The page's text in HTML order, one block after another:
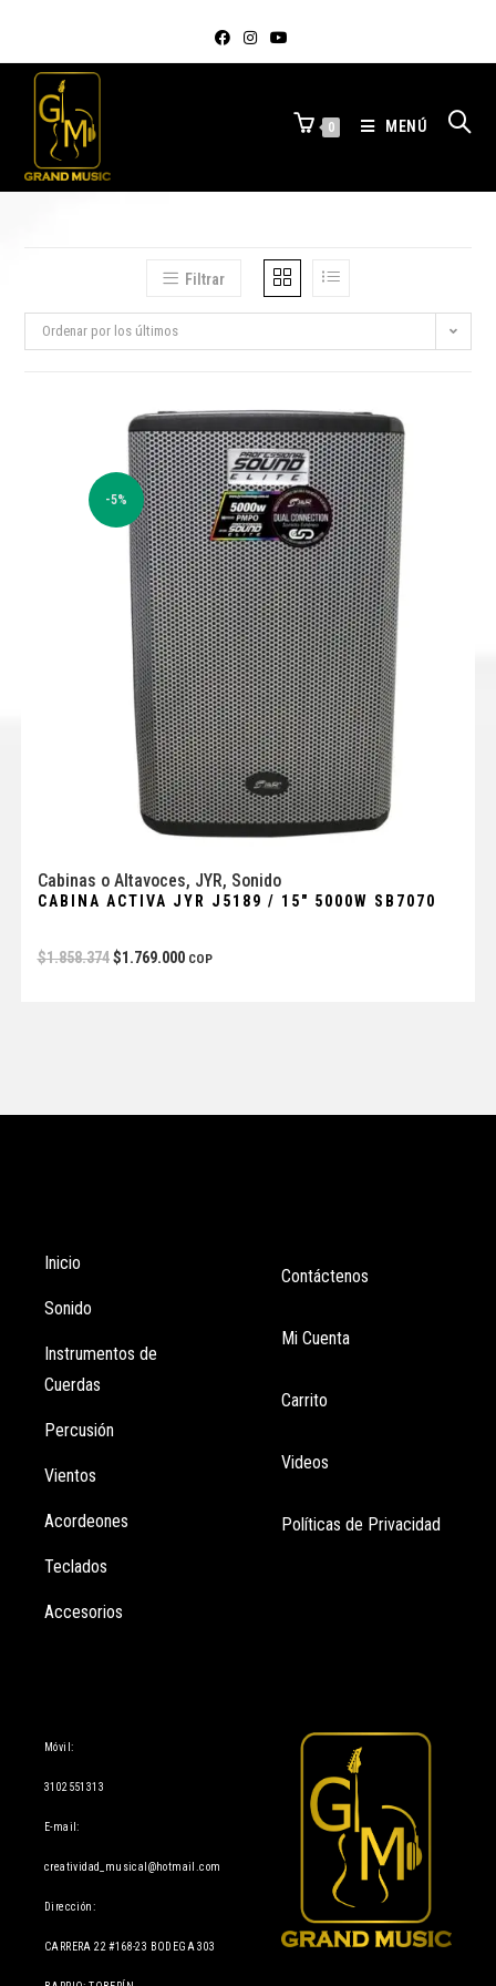
0 MENÚ
Filtrar
Ordenar por los últimos
-5%
Cabinas o Altavoces, JYR, Sonido
CABINA ACTIVA JYR J5189 / 15″ 5000W SB7070
$1.858.374 $1.769.000 COP
Inicio
Sonido
Instrumentos de
Cuerdas
Percusión
Vientos
Acordeones
Teclados
Accesorios
Contáctenos
Mi Cuenta
Carrito
Videos
Políticas de Privacidad
Móvil:
3102551313
E-mail:
creatividad_musical@hotmail.com
Dirección:
CARRERA 22 #168-23 BODEGA 303